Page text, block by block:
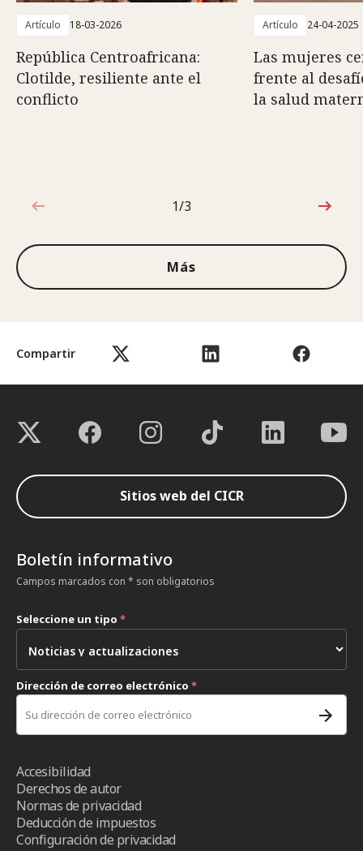
Compartir
Artículo 18-03-2026
República Centroafricana:
Clotilde, resiliente ante el
conflicto
Artículo 24-04-2025
Las mujeres
frente al
la salud
1de3
1/3
Más
Sitios web del CICR
Boletín informativo
Campos marcados con * son obligatorios
Seleccione un tipo *
Dirección de correo electrónico *
Accesibilidad
Derechos de autor
Normas de privacidad
Deducción de impuestos
Configuración de privacidad